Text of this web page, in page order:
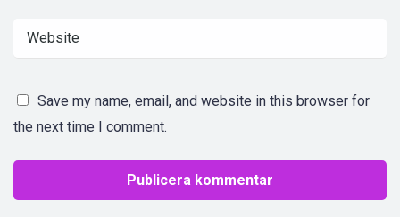
Save my name, email, and website in this browser for
the next time I comment.